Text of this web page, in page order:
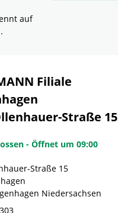
auf
Filiale
Straße 15
- Öffnet um 09:00
Straße 15
Niedersachsen